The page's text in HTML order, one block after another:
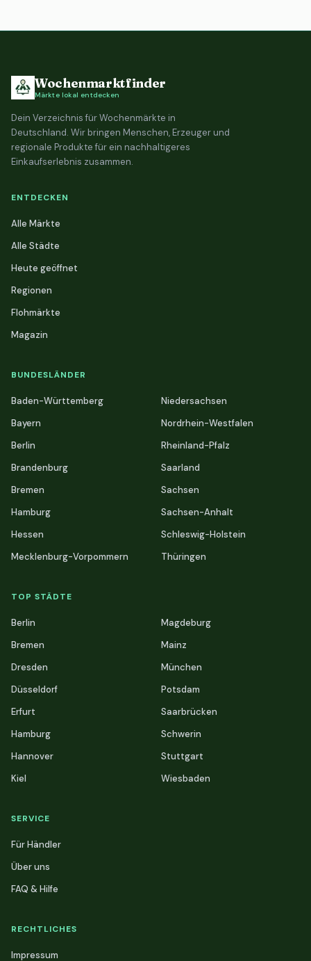
Wochenmarktfinder
Märkte lokal entdecken
Dein Verzeichnis für Wochenmärkte in
Deutschland. Wir bringen Menschen, Erzeuger und
regionale Produkte für ein nachhaltigeres
Einkaufserlebnis zusammen.
ENTDECKEN
Alle Märkte
Alle Städte
Heute geöffnet
Regionen
Flohmärkte
Magazin
BUNDESLÄNDER
Baden-Württemberg
Bayern
Berlin
Brandenburg
Bremen
Hamburg
Hessen
Mecklenburg-Vorpommern
Niedersachsen
Nordrhein-Westfalen
Rheinland-Pfalz
Saarland
Sachsen
Sachsen-Anhalt
Schleswig-Holstein
Thüringen
TOP STÄDTE
Berlin
Bremen
Dresden
Düsseldorf
Erfurt
Hamburg
Hannover
Kiel
Magdeburg
Mainz
München
Potsdam
Saarbrücken
Schwerin
Stuttgart
Wiesbaden
SERVICE
Für Händler
Über uns
FAQ & Hilfe
RECHTLICHES
Impressum